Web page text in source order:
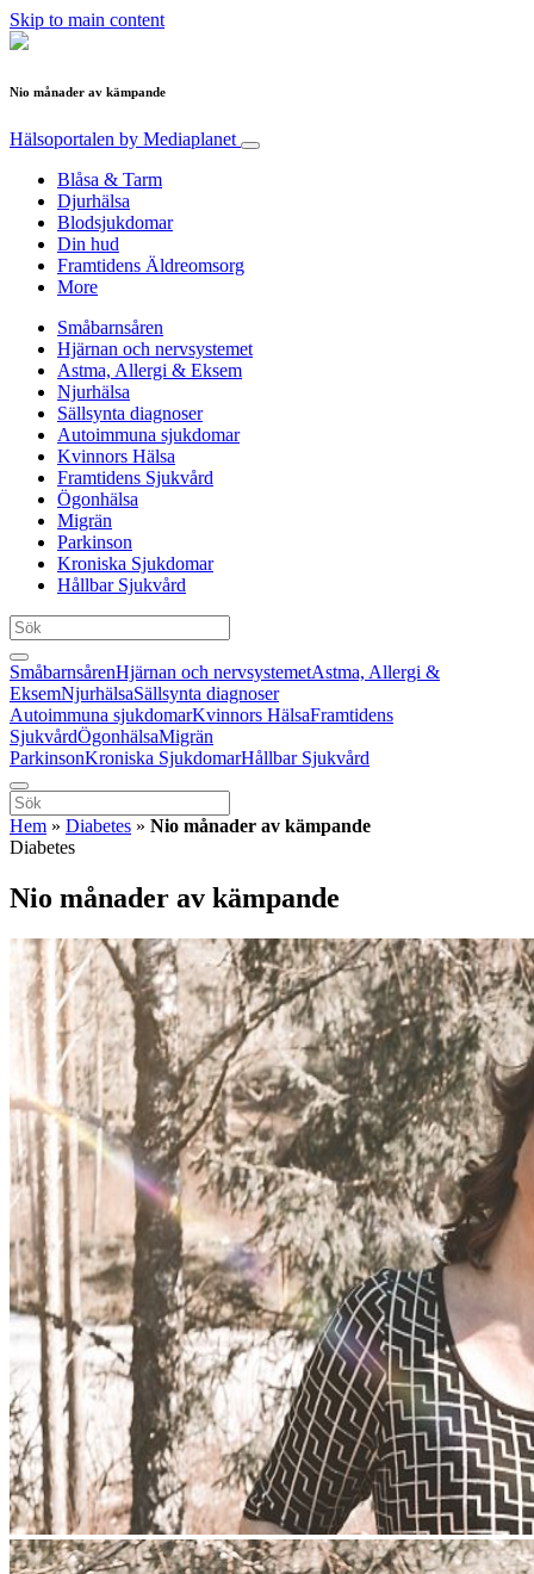
Skip to main content
Nio månader av kämpande
Hälsoportalen by Mediaplanet
Blåsa & Tarm
Djurhälsa
Blodsjukdomar
Din hud
Framtidens Äldreomsorg
More
Småbarnsåren
Hjärnan och nervsystemet
Astma, Allergi & Eksem
Njurhälsa
Sällsynta diagnoser
Autoimmuna sjukdomar
Kvinnors Hälsa
Framtidens Sjukvård
Ögonhälsa
Migrän
Parkinson
Kroniska Sjukdomar
Hållbar Sjukvård
SmåbarnsårenHjärnan och nervsystemetAstma, Allergi &
EksemNjurhälsaSällsynta diagnoser
Autoimmuna sjukdomarKvinnors HälsaFramtidens
SjukvårdÖgonhälsaMigrän
ParkinsonKroniska SjukdomarHållbar Sjukvård
Hem » Diabetes » Nio månader av kämpande
Diabetes
Nio månader av kämpande